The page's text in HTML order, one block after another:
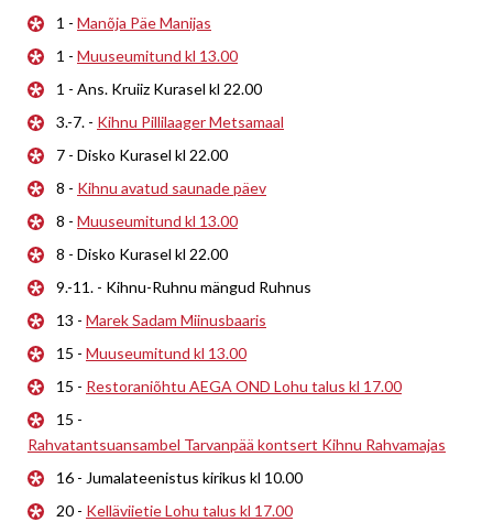
1 - Manõja Päe Manijas
1 - Muuseumitund kl 13.00
1 - Ans. Kruiiz Kurasel kl 22.00
3.-7. - Kihnu Pillilaager Metsamaal
7 - Disko Kurasel kl 22.00
8 - Kihnu avatud saunade päev
8 - Muuseumitund kl 13.00
8 - Disko Kurasel kl 22.00
9.-11. - Kihnu-Ruhnu mängud Ruhnus
13 - Marek Sadam Miinusbaaris
15 - Muuseumitund kl 13.00
15 - Restoraniõhtu AEGA OND Lohu talus kl 17.00
15 -
Rahvatantsuansambel Tarvanpää kontsert Kihnu Rahvamajas
16 - Jumalateenistus kirikus kl 10.00
20 - Kelläviietie Lohu talus kl 17.00